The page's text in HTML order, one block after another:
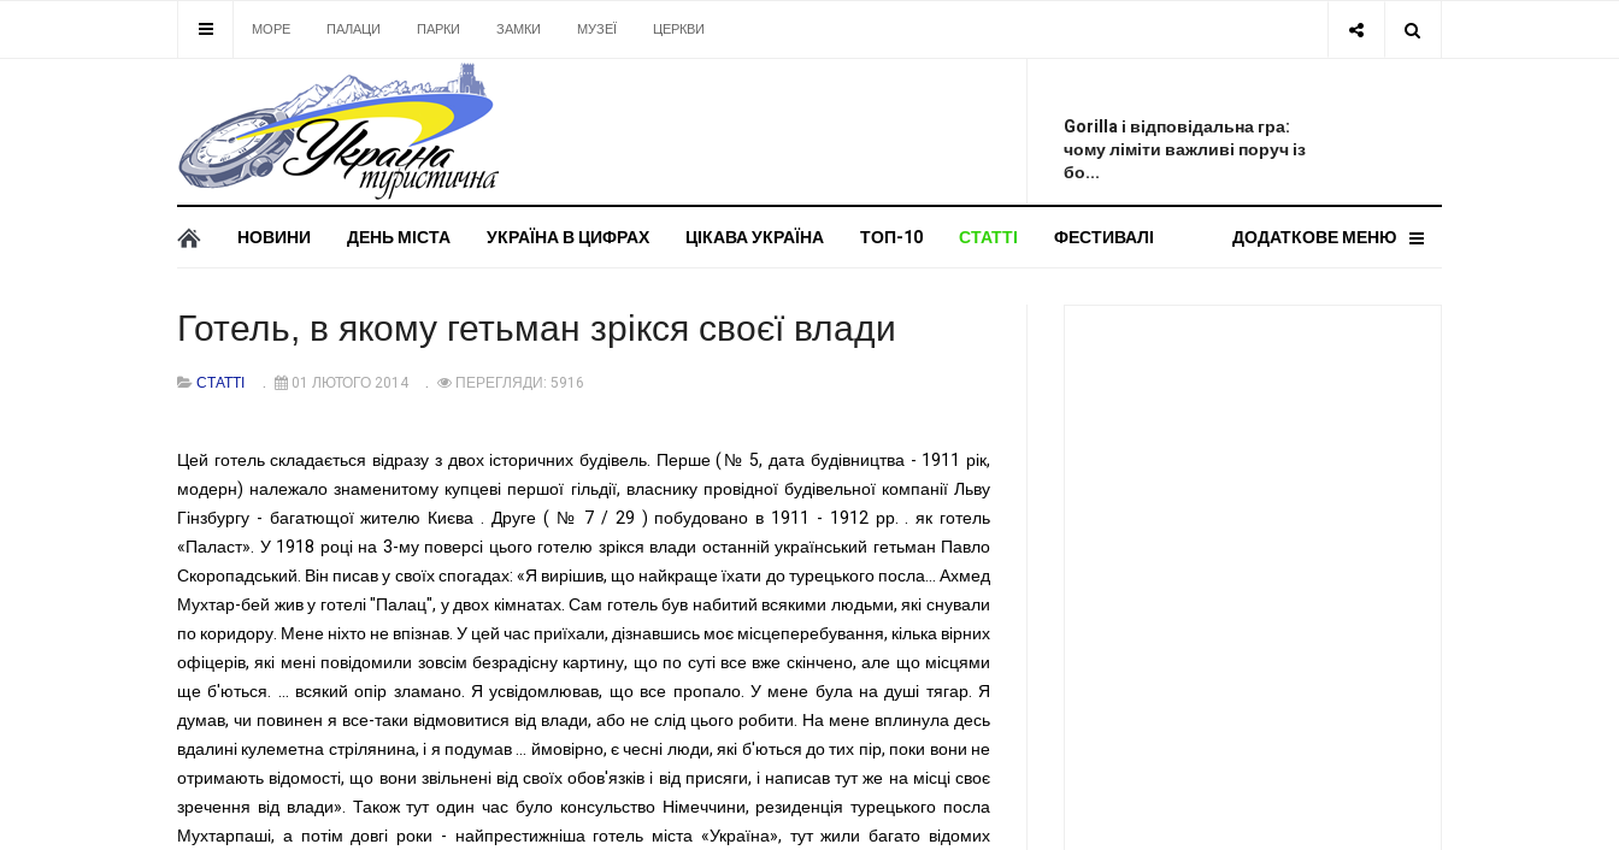
МОРЕ ПАЛАЦИ ПАРКИ ЗАМКИ МУЗЕЇ ЦЕРКВИ
Gorilla і відповідальна гра:
чому ліміти важливі поруч із
бо...
НОВИНИ ДЕНЬ МІСТА УКРАЇНА В ЦИФРАХ ЦІКАВА УКРАЇНА ТОП-10 СТАТТІ ДОДАТКОВЕ МЕНЮ
ФЕСТИВАЛІ
Готель, в якому гетьман зрікся своєї влади
СТАТТІ 01 ЛЮТОГО 2014 ПЕРЕГЛЯДИ: 5916
Цей готель складається відразу з двох історичних будівель. Перше (№ 5, дата будівництва - 1911 рік,
модерн) належало знаменитому купцеві першої гільдії, власнику провідної будівельної компанії Льву
Гінзбургу - багатющої жителю Києва . Друге ( № 7 / 29 ) побудовано в 1911 - 1912 рр. . як готель
«Паласт». У 1918 році на 3-му поверсі цього готелю зрікся влади останній український гетьман Павло
Скоропадський. Він писав у своїх спогадах: «Я вирішив, що найкраще їхати до турецького посла... Ахмед
Мухтар-бей жив у готелі "Палац", у двох кімнатах. Сам готель був набитий всякими людьми, які снували
по коридору. Мене ніхто не впізнав. У цей час приїхали, дізнавшись моє місцеперебування, кілька вірних
офіцерів, які мені повідомили зовсім безрадісну картину, що по суті все вже скінчено, але що місцями
ще б'ються. ... всякий опір зламано. Я усвідомлював, що все пропало. У мене була на душі тягар. Я
думав, чи повинен я все-таки відмовитися від влади, або не слід цього робити. На мене вплинула десь
вдалині кулеметна стрілянина, і я подумав ... ймовірно, є чесні люди, які б'ються до тих пір, поки вони не
отримають відомості, що вони звільнені від своїх обов'язків і від присяги, і написав тут же на місці своє
зречення від влади». Також тут один час було консульство Німеччини, резиденція турецького посла
Мухтарпаші, а потім довгі роки - найпрестижніша готель міста «Україна», тут жили багато відомих